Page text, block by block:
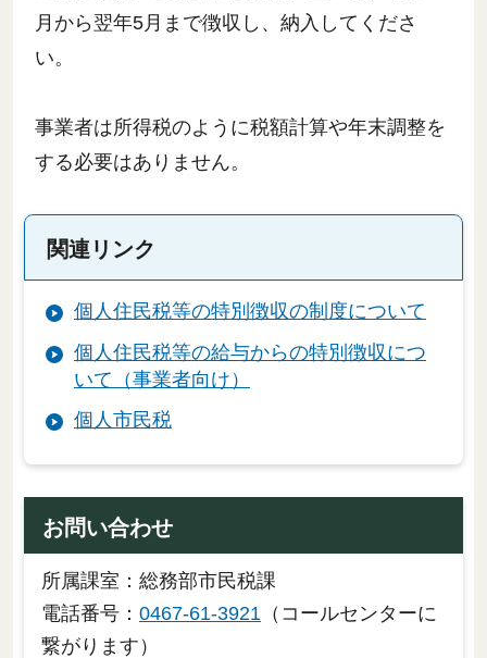
月から翌年5月まで徴収し、納入してくださ
い。
事業者は所得税のように税額計算や年末調整を
する必要はありません。
関連リンク
個人住民税等の特別徴収の制度について
個人住民税等の給与からの特別徴収につ
いて（事業者向け）
個人市民税
お問い合わせ
所属課室：総務部市民税課
電話番号： 0467-61-3921 （コールセンターに
繋がります）